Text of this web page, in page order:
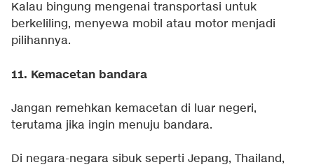
Kalau bingung mengenai transportasi untuk
berkeliling, menyewa mobil atau motor menjadi
pilihannya.
11. Kemacetan bandara
Jangan remehkan kemacetan di luar negeri,
terutama jika ingin menuju bandara.
Di negara-negara sibuk seperti Jepang, Thailand,